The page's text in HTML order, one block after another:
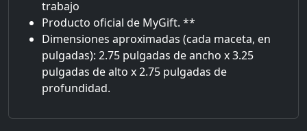
trabajo
Producto oficial de MyGift. **
Dimensiones aproximadas (cada maceta, en
pulgadas): 2.75 pulgadas de ancho x 3.25
pulgadas de alto x 2.75 pulgadas de
profundidad.